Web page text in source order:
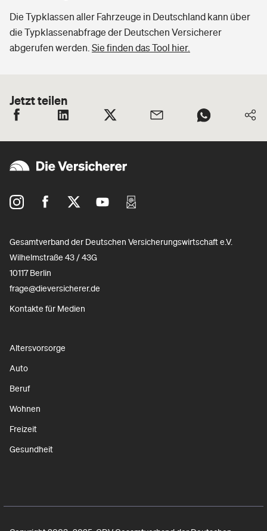
Die Typklassen aller Fahrzeuge in Deutschland kann über
die Typklassenabfrage der Deutschen Versicherer
abgerufen werden. Sie finden das Tool hier.
Jetzt teilen
Gesamtverband der Deutschen Versicherungswirtschaft e.V.
Wilhelmstraße 43 / 43G
10117 Berlin
frage@dieversicherer.de
Kontakte für Medien
Altersvorsorge
Auto
Beruf
Wohnen
Freizeit
Gesundheit